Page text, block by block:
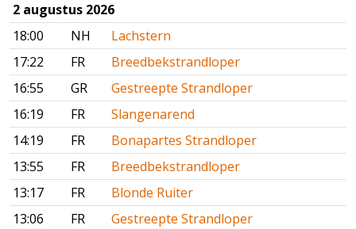
2 augustus 2026
18:00
NH
Lachstern
17:22
FR
Breedbekstrandloper
16:55
GR
Gestreepte Strandloper
16:19
FR
Slangenarend
14:19
FR
Bonapartes Strandloper
13:55
FR
Breedbekstrandloper
13:17
FR
Blonde Ruiter
13:06
FR
Gestreepte Strandloper